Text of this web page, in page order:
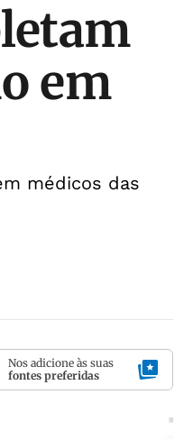
em
médicos das
Nos adicione às suas
fontes preferidas